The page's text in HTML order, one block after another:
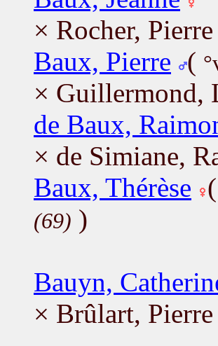
× Rocher, Pierre
Baux, Pierre (
× Guillermond,
de Baux,
× de Simiane,
Baux, Thérèse (
(69) )
Bauyn,
× Brûlart, Pierre